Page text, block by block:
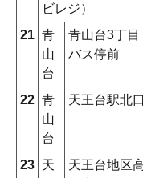
ビレジ）
21 青
山
台
青山台3丁目
バス停前
22 青
山
台
天王台駅北口
23 天
天王台地区